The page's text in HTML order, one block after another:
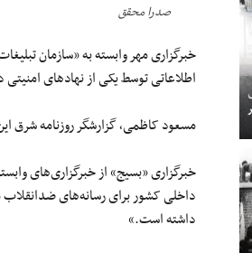
صدرا محقق
خبرگزاری مهر وابسته به «سازمان
اطلاعاتی توسط یکی از نهادهای
مسعود کاظمی٬ گزارشگر روزنامه شرق این خبر را در توییتر خود تایید کرد.
خبرگزاری «بسیج» از خبرگزار‌ی‌های
داخلی کشور برای رسانه‌های ضدانقلاب
داشته است.»